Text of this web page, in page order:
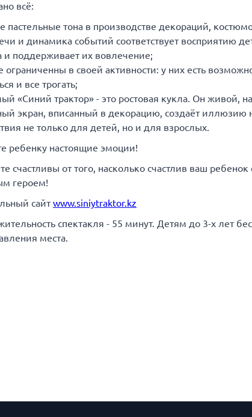
всё:
пастельные тона в производстве декораций,
и динамика событий соответствует восприятию
и поддерживает их вовлечение;
ограниченны в своей активности: у них есть
и все трогать;
«Синий трактор» - это ростовая кукла. Он живой,
экран, вписанный в декорацию, создаёт иллюзию
не только для детей, но и для взрослых.
ребенку настоящие эмоции!
счастливы от того, насколько счастлив ваш ребенок
героем!
сайтwww.siniytraktor.kz
спектакля - 55 минут. Детям до 3-х лет
места.